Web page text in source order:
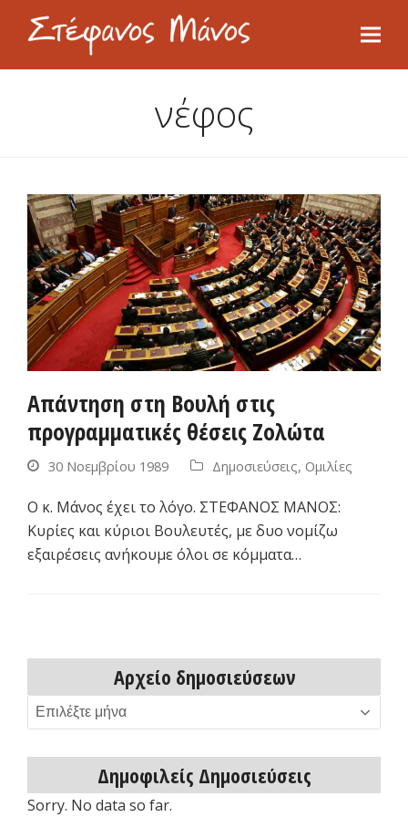
νέφος
Απάντηση στη Βουλή στις
προγραμματικές θέσεις Ζολώτα
30 Νοεμβρίου 1989 Δημοσιεύσεις, Ομιλίες
Ο κ. Μάνος έχει το λόγο. ΣΤΕΦΑΝΟΣ ΜΑΝΟΣ:
Κυρίες και κύριοι Βουλευτές, με δυο νομίζω
εξαιρέσεις ανήκουμε όλοι σε κόμματα…
Αρχείο δημοσιεύσεων
Αρχείο
δημοσιεύσεων
Δημοφιλείς Δημοσιεύσεις
Sorry. No data so far.